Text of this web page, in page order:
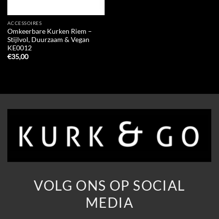
ACCESSOIRES
Omkeerbare Kurken Riem –
Stijlvol, Duurzaam & Vegan
KE0012
€35,00
VOLG ONS OP SOCIAL
MEDIA